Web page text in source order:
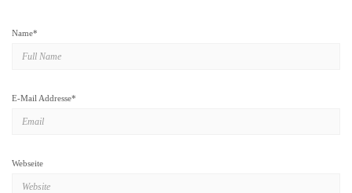
Name*
E-Mail Addresse*
Webseite